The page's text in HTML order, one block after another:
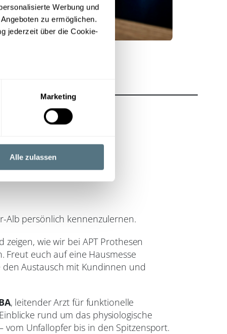
Werbung und
zu ermöglichen.
jederzeit über die Cookie-
Präferenzen imAbschnitt
anbieten zu können
Verwendung unserer
diese Informationen
im Rahmen Ihrer Nutzung
Marketing
Alle zulassen
Alb persönlich kennenzulernen.
wie wir bei APT Prothesen
euch auf eine Hausmesse
Austausch mit Kundinnen und
, leitender Arzt für funktionelle
rund um das physiologische
vom Unfallopfer bis in den Spitzensport.